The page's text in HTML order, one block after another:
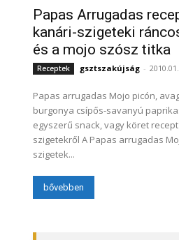
Papas Arrugadas
kanári-szigeteki
és a mojo szósz titka
Receptek gsztszakújság -
Papas arrugadas Mojo picón,
burgonya csípős-savanyú
egyszerű snack, vagy köret
szigetekről A Papas arrugadas
szigetek...
bővebben